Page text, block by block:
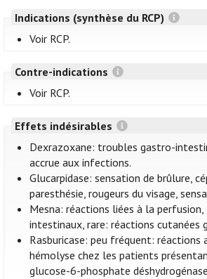
Indications (synthèse du RCP)
Voir RCP.
Contre-indications
Voir RCP.
Effets indésirables
Dexrazoxane: troubles gastro-
accrue aux infections.
Glucarpidase: sensation de brûlure,
paresthésie, rougeurs du visage,
Mesna: réactions liées à la
intestinaux, rare: réactions cutanées
Rasburicase: peu fréquent: réactions
hémolyse chez les patients
glucose-6-phosphate